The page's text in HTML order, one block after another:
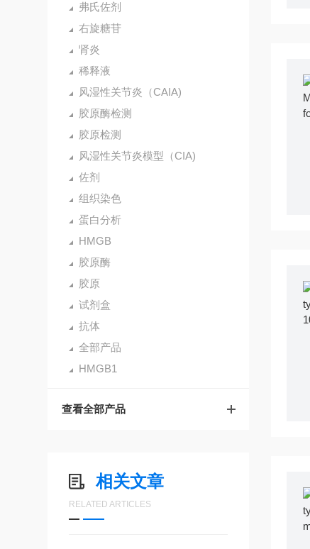
弗氏佐剂
右旋糖苷
肾炎
稀释液
风湿性关节炎（CAIA)
胶原酶检测
胶原检测
风湿性关节炎模型（CIA)
佐剂
组织染色
蛋白分析
HMGB
胶原酶
胶原
试剂盒
抗体
全部产品
HMGB1
查看全部产品
相关文章
RELATED ARTICLES